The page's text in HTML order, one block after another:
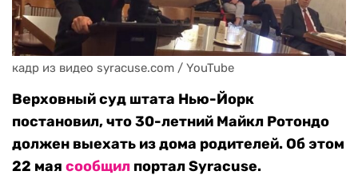
кадр из видео syracuse.com / YouTube
Верховный суд штата Нью-Йорк
постановил, что 30-летний Майкл Ротондо
должен выехать из дома родителей. Об этом
22 мая сообщил портал Syracuse.